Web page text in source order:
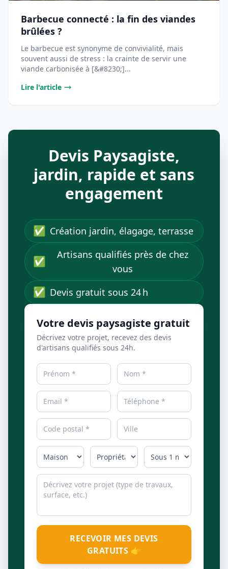
Barbecue connecté : la fin des viandes
brûlées ?
Le barbecue est synonyme de convivialité, mais
souvent aussi de stress : la crainte de servir une
viande carbonisée à [&#8230;]...
Lire l'article
Devis Paysagiste,
jardin, rapide et sans
engagement
✅ Création jardin, élagage, terrasse
✅
Artisans qualifiés près de chez
vous
✅ Devis gratuit sous 24 h
Votre devis paysagiste gratuit
Décrivez votre projet, recevez des devis
d'artisans qualifiés sous 24h.
RECEVOIR MES DEVIS
GRATUITS 👉